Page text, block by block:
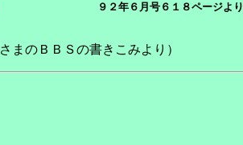
９２年６月号６１８ページより
さまのＢＢＳの書きこみより）